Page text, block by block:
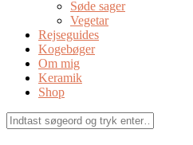
Søde sager
Vegetar
Rejseguides
Kogebøger
Om mig
Keramik
Shop